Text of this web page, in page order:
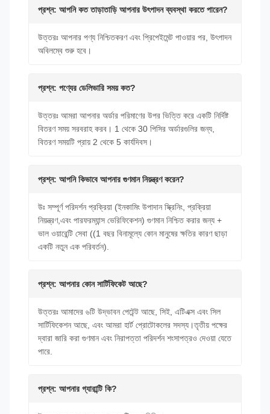
প্রশ্ন: আপনি কত তাড়াতাড়ি আপনার উৎপাদন ব্যবস্থা করতে পারেন?
উত্তরঃ আপনার পণ্য নিশ্চিতকরণ এবং প্রিপেইমেন্ট পাওয়ার পর, উৎপাদন
অবিলম্বে শুরু হবে।
প্রশ্ন: পণ্যের ডেলিভারি সময় কত?
উত্তরঃ আমরা আপনার অর্ডার পরিমাণের উপর ভিত্তি করে একটি নির্দিষ্ট
বিতরণ সময় সরবরাহ করব। 1 থেকে 30 পিসির অর্ডারগুলির জন্য,
বিতরণ সময়টি প্রায় 2 থেকে 5 কার্যদিবস।
প্রশ্ন: আপনি কিভাবে আপনার গুণমান নিয়ন্ত্রণ করেন?
উঃ সম্পূর্ণ পরিদর্শন প্রক্রিয়া (ইনকামিং উপাদান স্ক্রিনিং, প্রক্রিয়া
নিয়ন্ত্রণ,এবং পারফরম্যান্স ভেরিফিকেশন) গুণমান নিশ্চিত করার জন্য +
ভাল ওয়ারেন্টি সেবা ((1 বছর বিনামূল্যে কোন মানুষের ক্ষতির কারণ ছাড়া
একটি নতুন এক পরিবর্তন).
প্রশ্ন: আপনার কোন সার্টিফিকেট আছে?
উত্তরঃ আমাদের ৬টি উদ্ভাবন পেটেন্ট আছে, সিই, এটিএক্স এবং সিল
সার্টিফিকেশন আছে, এবং আমরা হার্ট প্রোটোকলের সদস্য।তৃতীয় পক্ষের
দ্বারা জারি করা গুণমান এবং নিরাপত্তা পরিদর্শন শংসাপত্রও দেওয়া যেতে
পারে.
প্রশ্ন: আপনার গ্যারান্টি কি?